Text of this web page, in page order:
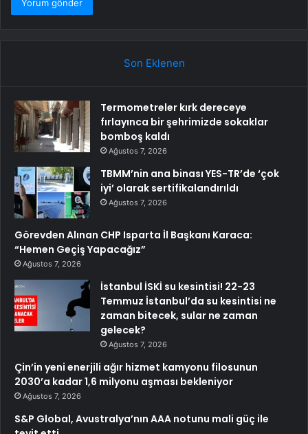
Son Eklenen
Termometreler kırk dereceye
fırlayınca bir şehrimizde sokaklar
bomboş kaldı
Ağustos 7, 2026
TBMM’nin ana binası YES-TR’de ‘çok
iyi’ olarak sertifikalandırıldı
Ağustos 7, 2026
Görevden Alınan CHP Isparta İl Başkanı Karaca:
“Hemen Geçiş Yapacağız”
Ağustos 7, 2026
İstanbul İSKİ su kesintisi! 22-23
Temmuz İstanbul’da su kesintisi ne
zaman bitecek, sular ne zaman
gelecek?
Ağustos 7, 2026
Çin’in yeni enerjili ağır hizmet kamyonu filosunun
2030’a kadar 1,6 milyonu aşması bekleniyor
Ağustos 7, 2026
S&P Global, Avustralya’nın AAA notunu mali güç ile